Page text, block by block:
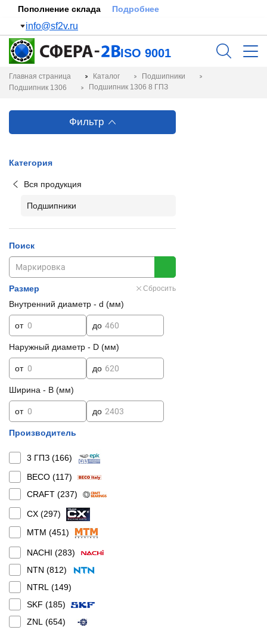
Пополнение склада Подробнее
info@sf2v.ru
ISO 9001
Главная страница Каталог
Подшипники
Подшипник 1306
Подшипник 1306 8 ГПЗ
Фильтр
Категория
Вся продукция
Подшипники
Поиск
Размер Сбросить
Внутренний диаметр - d (мм)
от до
Наружный диаметр - D (мм)
от до
Ширина - B (мм)
от до
Производитель
3 ГПЗ (166)
BECO (117)
CRAFT (237)
CX (297)
MTM (451)
NACHI (283)
NTN (812)
NTRL (149)
SKF (185)
ZNL (654)